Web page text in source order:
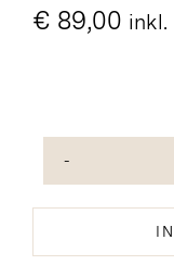
€ 89,00 inkl.